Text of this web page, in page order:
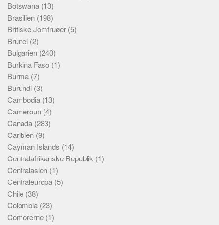
Botswana (13)
Brasilien (198)
Britiske Jomfruøer (5)
Brunei (2)
Bulgarien (240)
Burkina Faso (1)
Burma (7)
Burundi (3)
Cambodia (13)
Cameroun (4)
Canada (283)
Caribien (9)
Cayman Islands (14)
Centralafrikanske Republik (1)
Centralasien (1)
Centraleuropa (5)
Chile (38)
Colombia (23)
Comorerne (1)